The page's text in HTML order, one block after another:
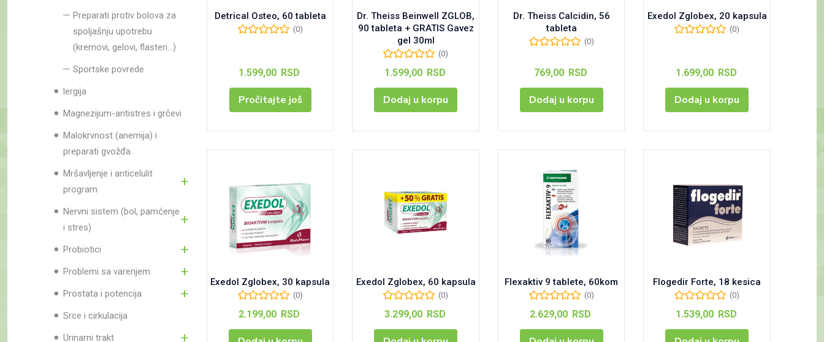
Preparati protiv bolova za
spoljašnju upotrebu
(kremovi, gelovi, flasteri...)
Sportske povrede
lergija
Magnezijum-antistres i grčevi
Malokrvnost (anemija) i
preparati gvožđa
Mršavljenje i anticelulit
program
Nervni sistem (bol, pamćenje
i stres)
Probiotici
Problemi sa varenjem
Prostata i potencija
Srce i cirkulacija
Urinarni trakt
Detrical Osteo, 60 tableta
(0)
1.599,00 RSD
Pročitajte još
Dr. Theiss Beinwell ZGLOB,
90 tableta + GRATIS Gavez
gel 30ml
(0)
1.599,00 RSD
Dodaj u korpu
Dr. Theiss Calcidin, 56
tableta
(0)
769,00 RSD
Dodaj u korpu
Exedol Zglobex, 20 kapsula
(0)
1.699,00 RSD
Dodaj u korpu
Exedol Zglobex, 30 kapsula
(0)
2.199,00 RSD
Exedol Zglobex, 60 kapsula
(0)
3.299,00 RSD
Flexaktiv 9 tablete, 60kom
(0)
2.629,00 RSD
Flogedir Forte, 18 kesica
(0)
1.539,00 RSD